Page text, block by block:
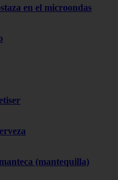
en el microondas
(mantequilla)